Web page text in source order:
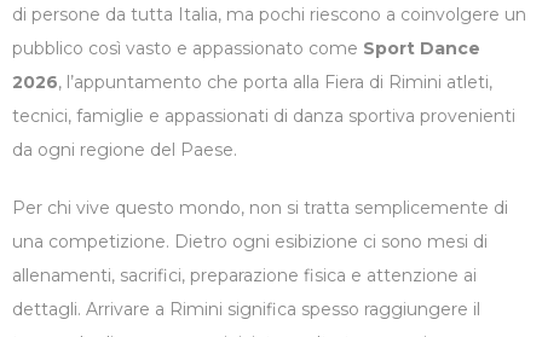
di persone da tutta Italia, ma pochi riescono a coinvolgere un
pubblico così vasto e appassionato come Sport Dance
2026, l’appuntamento che porta alla Fiera di Rimini atleti,
tecnici, famiglie e appassionati di danza sportiva provenienti
da ogni regione del Paese.
Per chi vive questo mondo, non si tratta semplicemente di
una competizione. Dietro ogni esibizione ci sono mesi di
allenamenti, sacrifici, preparazione fisica e attenzione ai
dettagli. Arrivare a Rimini significa spesso raggiungere il